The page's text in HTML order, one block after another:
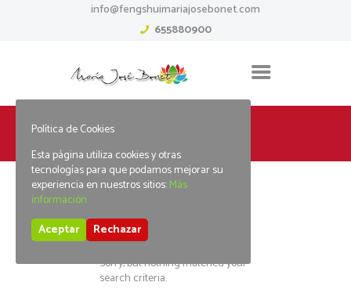
info@fengshuimariajosebonet.com
655880900
Home
No posts found
Sorry, but nothing matched your
search criteria.
Política de Cookies
Esta página utiliza cookies y otras
tecnologías para que podamos mejorar su
experiencia en nuestros sitios:Más
información.
Aceptar
Rechazar